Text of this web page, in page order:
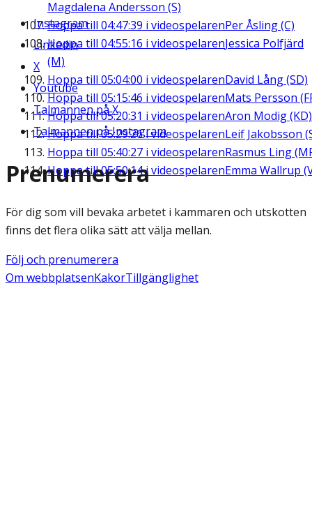
Magdalena Andersson (S)
Hoppa till 04:47:39 i videospelarenPer Åsling (C)
Hoppa till 04:55:16 i videospelarenJessica Polfjärd
(M)
Hoppa till 05:04:00 i videospelarenDavid Lång (SD)
Hoppa till 05:15:46 i videospelarenMats Persson
Hoppa till05:20:31 i videospelarenAron Modig (KD)
Hoppa till05:29:26i videospelarenLeif Jakobsson
Hoppa till 05:40:27 i videospelarenRasmus Ling
Hoppa till05:50:14i videospelarenEmma Wallrup
Instagram
Linkedin
X
Youtube
Talmannen på X
Talmannen på Instagram
Prenumerera
För dig som vill bevaka arbetet i kammaren och utskotten
finns det flera olika sätt att välja mellan.
Följ och prenumerera
Om webbplatsenKakorTillgänglighet